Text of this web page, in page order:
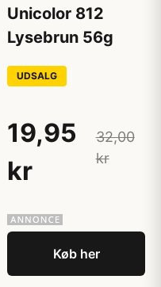
Unicolor 812
Lysebrun 56g
UDSALG
19,95
kr
32,00
kr
Køb her